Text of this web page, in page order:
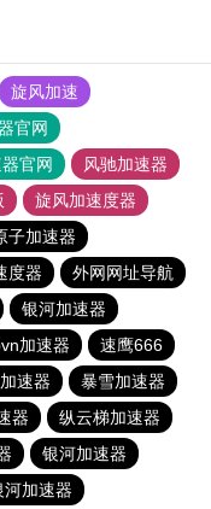
旋风加速
官网
官网
风驰加速器
旋风加速度器
子加速器
度器
外网网址导航
银河加速器
加速器
速鹰666
速器
暴雪加速器
器
纵云梯加速器
银河加速器
河加速器